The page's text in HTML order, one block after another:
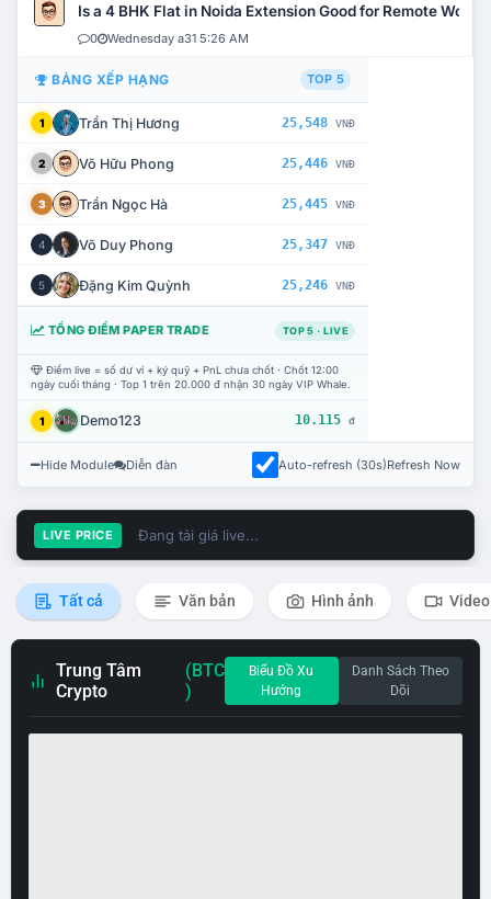
Is a 4 BHK Flat in Noida Extension Good for Remote Work?
0 Wednesday a31 5:26 AM
BẢNG XẾP HẠNG TOP 5
1 Trần Thị Hương 25,548 VNĐ
2 Võ Hữu Phong 25,446 VNĐ
3 Trần Ngọc Hà 25,445 VNĐ
4 Võ Duy Phong 25,347 VNĐ
5 Đặng Kim Quỳnh 25,246 VNĐ
TỔNG ĐIỂM PAPER TRADE TOP 5 · LIVE
Điểm live = số dư ví + ký quỹ + PnL chưa chốt · Chốt 12:00
ngày cuối tháng · Top 1 trên 20.000 đ nhận 30 ngày VIP Whale.
1 Demo123 10.115 đ
Hide Module Diễn đàn Auto-refresh (30s)Refresh Now
LIVE PRICE Đang tải giá live...
Tất cả Văn bản Hình ảnh Video
Trung Tâm
Crypto
(BTC
)
Biểu Đồ Xu
Hướng
Danh Sách Theo
Dõi